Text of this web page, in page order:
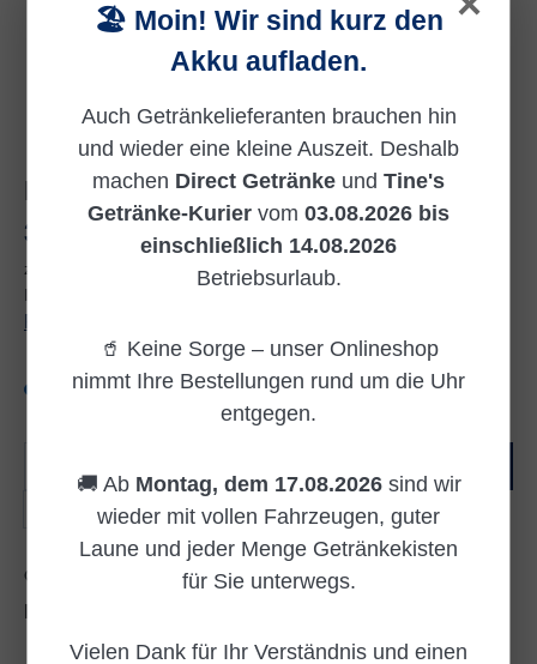
EINWEG
Regulärer Preis:
31,50 €
zzgl. 3,00 € Pfand
Inhalt:
Versandkostenfrei
Zum Merkzettel hinzufügen
🏖️ Moin! Wir sind kurz den
Akku aufladen.
Auch Getränkelieferanten brauchen hin
und wieder eine kleine Auszeit. Deshalb
machen Direct Getränke und Tine's
Getränke-Kurier vom 03.08.2026 bis
einschließlich 14.08.2026
Betriebsurlaub.
🥤 Keine Sorge – unser Onlineshop
nimmt Ihre Bestellungen rund um die Uhr
entgegen.
🚚 Ab Montag, dem 17.08.2026sind wir
wieder mit vollen Fahrzeugen, guter
Laune und jeder Menge Getränkekisten
für Sie unterwegs.
Vielen Dank für Ihr Verständnis und einen